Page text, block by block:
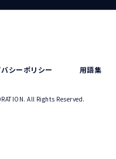
シーポリシー 用語集
All Rights Reserved.